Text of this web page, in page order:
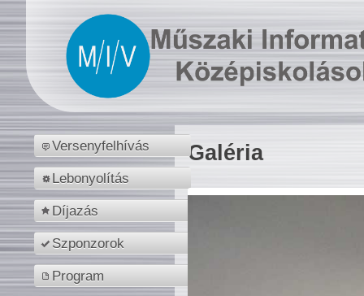
Versenyfelhívás
Lebonyolítás
Díjazás
Szponzorok
Program
Galéria